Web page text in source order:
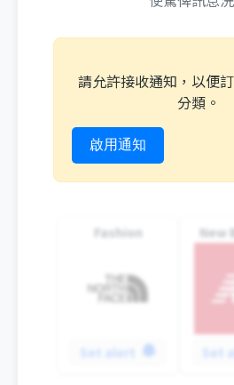
請允許接收通知，以便
分類。
啟用通知
Fashion
Set alert
New
Set